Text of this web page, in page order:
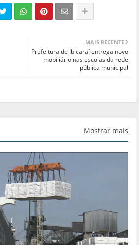
MAIS RECENTE
Prefeitura de Ibicaraí entrega novo
mobiliário nas escolas da rede
pública municipal
Mostrar mais